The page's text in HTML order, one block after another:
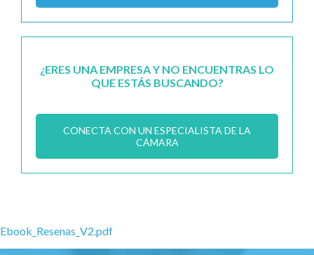
¿ERES UNA EMPRESA Y NO ENCUENTRAS LO
QUE ESTÁS BUSCANDO?
CONECTA CON UN ESPECIALISTA DE LA
CÁMARA
Ebook_Resenas_V2.pdf